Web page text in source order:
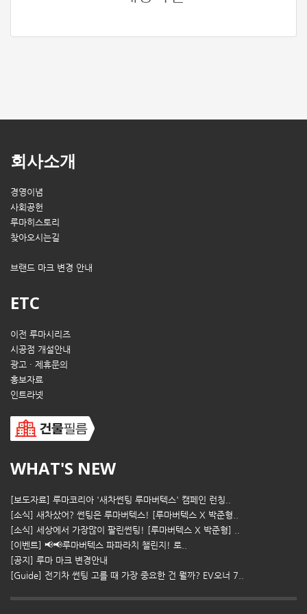
회사소개
경영이념
사회공헌
루마히스토리
찾아오시는길
브랜드 마크 변경 안내
ETC
이전 루마시리즈
시공점 개설안내
광고 · 제휴문의
홍보자료
인트라넷
WHAT'S NEW
[보도자료] 루마코리아 '새차썬팅 루마버텍스' 캠페인 런칭..
[소식] 새차샀어? 썬팅은 루마버텍스! [루마버텍스 X 박준형..
[소식] 세상에서 가장많이 팔린썬팅! [루마버텍스 X 박준형] ..
[이벤트] 📢📢루마버텍스 파파라치 챌린지! 로..
[공지] 루마 마크 변경안내
[Guide] 전기차 썬팅 고를 때 가장 중요한 건 뭘까? EV오너 7..